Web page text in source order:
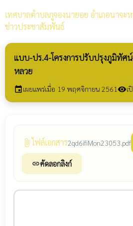
เทศบาลตำบลภูจองนายอย อำเภอนาจะ
ข่าวประชาสัมพันธ์
แบบ-ปร.4-โครงการปรับปรุงภูมิทั
หลวย
eventเผยแพร่เมื่อ 19 พฤศจิกายน 2561 visibilityเ
attach_file ไฟล์เอกสาร2qd6ifiMon23053.pdf
linkคัดลอกลิงก์